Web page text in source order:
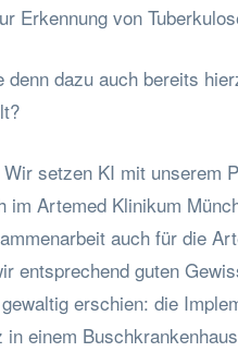
Erkennung von
denn dazu auch bereits
setzen KI mit unserem
im Artemed Klinikum
auch für die
entsprechend guten
erschien: die
in einem